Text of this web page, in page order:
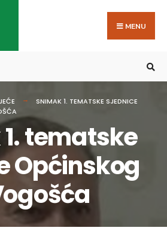
MENU
SNIMAK 1. TEMATSKE SJEDNICE
tematske
Općinskog